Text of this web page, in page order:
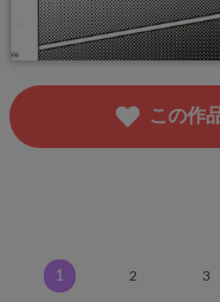
この作
1 2 3